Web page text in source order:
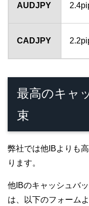
AUDJPY
CADJPY
最高のキャ
束
弊社では他IBよりも
ります。
他IBのキャッシュバ
は、以下のフォーム